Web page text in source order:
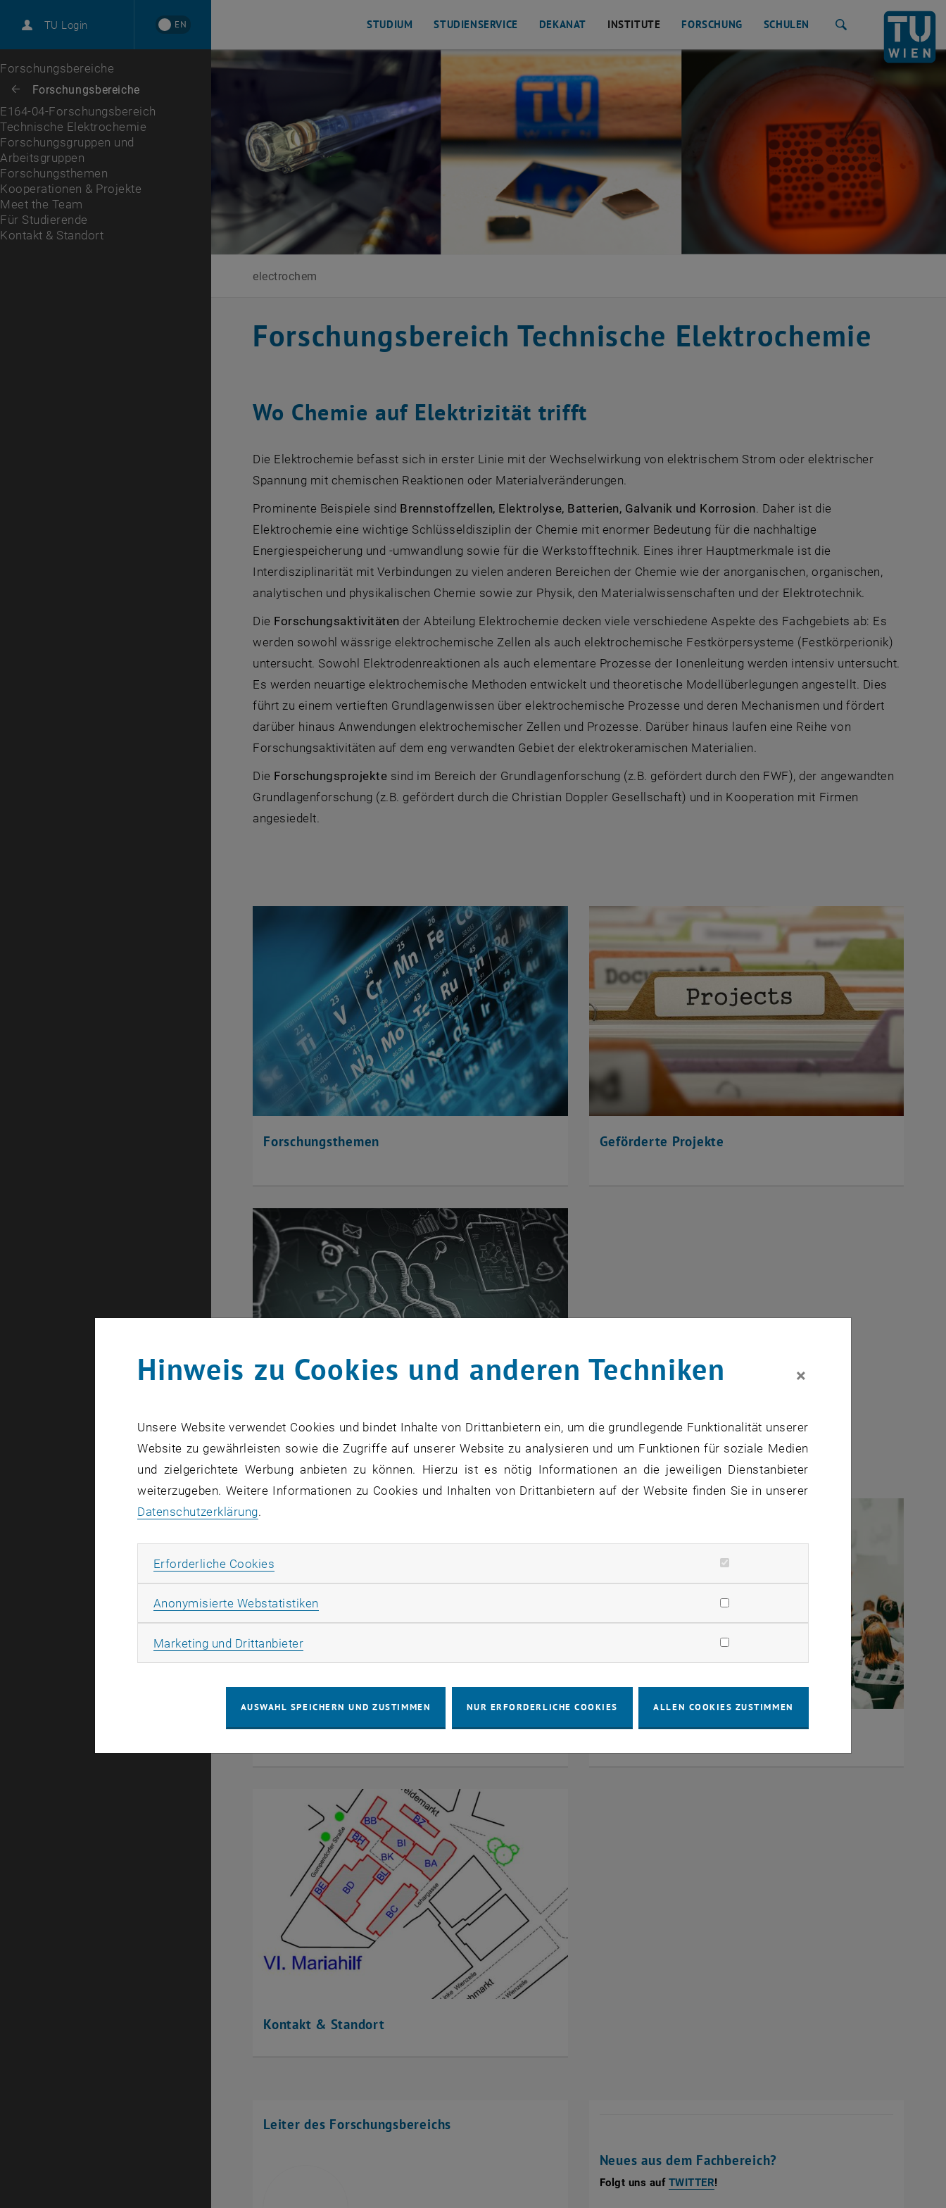
TU Login EN
Zur 1. Menü Ebene
Forschungsbereiche
Zurück: Subseiten von Forschungsbereiche auflisten
Zurück zur letzten Ebene:
Forschungsbereiche
E164-04-Forschungsbereich
Technische Elektrochemie
Forschungsgruppen und
Arbeitsgruppen
Forschungsthemen
Kooperationen & Projekte
Meet the Team
Für Studierende
Kontakt & Standort
STUDIUM STUDIENSERVICE DEKANAT INSTITUTE FORSCHUNG SCHULEN
electrochem
Forschungsbereich Technische Elektrochemie
Wo Chemie auf Elektrizität trifft
Die Elektrochemie befasst sich in erster Linie mit der Wechselwirkung von elektrischem Strom oder elektrischer
Spannung mit chemischen Reaktionen oder Materialveränderungen.
Prominente Beispiele sind Brennstoffzellen, Elektrolyse, Batterien, Galvanik und Korrosion . Daher ist die
Elektrochemie eine wichtige Schlüsseldisziplin der Chemie mit enormer Bedeutung für die nachhaltige
Energiespeicherung und -umwandlung sowie für die Werkstofftechnik. Eines ihrer Hauptmerkmale ist die
Interdisziplinarität mit Verbindungen zu vielen anderen Bereichen der Chemie wie der anorganischen, organischen,
analytischen und physikalischen Chemie sowie zur Physik, den Materialwissenschaften und der Elektrotechnik.
Die Forschungsaktivitäten der Abteilung Elektrochemie decken viele verschiedene Aspekte des Fachgebiets ab: Es
werden sowohl wässrige elektrochemische Zellen als auch elektrochemische Festkörpersysteme (Festkörperionik)
untersucht. Sowohl Elektrodenreaktionen als auch elementare Prozesse der Ionenleitung werden intensiv untersucht.
Es werden neuartige elektrochemische Methoden entwickelt und theoretische Modellüberlegungen angestellt. Dies
führt zu einem vertieften Grundlagenwissen über elektrochemische Prozesse und deren Mechanismen und fördert
darüber hinaus Anwendungen elektrochemischer Zellen und Prozesse. Darüber hinaus laufen eine Reihe von
Forschungsaktivitäten auf dem eng verwandten Gebiet der elektrokeramischen Materialien.
Die Forschungsprojekte sind im Bereich der Grundlagenforschung (z.B. gefördert durch den FWF), der angewandten
Grundlagenforschung (z.B. gefördert durch die Christian Doppler Gesellschaft) und in Kooperation mit Firmen
angesiedelt.
Forschungsthemen Geförderte Projekte
Forschungsgruppen
MitarbeiterInnen Für Studierende
Kontakt & Standort
Leiter des Forschungsbereichs
Neues aus dem Fachbereich?
Folgt uns auf TWITTER, öffnet eine externe URL in einem neuen
!
Hinweis zu Cookies und anderen Techniken ×
Unsere Website verwendet Cookies und bindet Inhalte von Drittanbietern ein, um die grundlegende Funktionalität unserer
Website zu gewährleisten sowie die Zugriffe auf unserer Website zu analysieren und um Funktionen für soziale Medien
und zielgerichtete Werbung anbieten zu können. Hierzu ist es nötig Informationen an die jeweiligen Dienstanbieter
weiterzugeben. Weitere Informationen zu Cookies und Inhalten von Drittanbietern auf der Website finden Sie in unserer
Datenschutzerklärung.
Erforderliche Cookies
Anonymisierte Webstatistiken
Marketing und DrittanbieterMarketing Cookies zulassen
AUSWAHL SPEICHERN UND ZUSTIMMEN NUR ERFORDERLICHE COOKIES ALLEN COOKIES ZUSTIMMEN